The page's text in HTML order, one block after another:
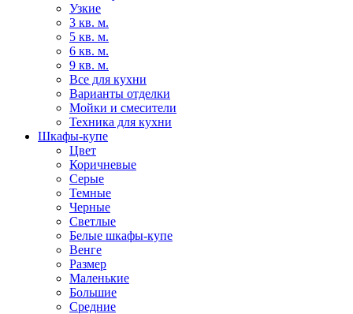
Узкие
3 кв. м.
5 кв. м.
6 кв. м.
9 кв. м.
Все для кухни
Варианты отделки
Мойки и смесители
Техника для кухни
Шкафы-купе
Цвет
Коричневые
Серые
Темные
Черные
Светлые
Белые шкафы-купе
Венге
Размер
Маленькие
Большие
Средние